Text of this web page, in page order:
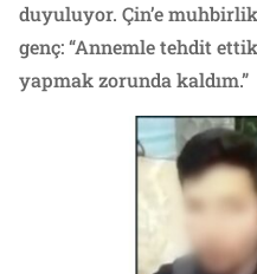
duyuluyor. Çin’e
genç: “Annemle tehdit
yapmak zorunda kaldım.”